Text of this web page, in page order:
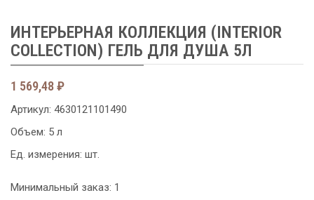
ИНТЕРЬЕРНАЯ КОЛЛЕКЦИЯ (INTERIOR
COLLECTION) ГЕЛЬ ДЛЯ ДУША 5Л
1 569,48₽
Артикул: 4630121101490
Объем: 5 л
Ед. измерения: шт.
Минимальный заказ: 1